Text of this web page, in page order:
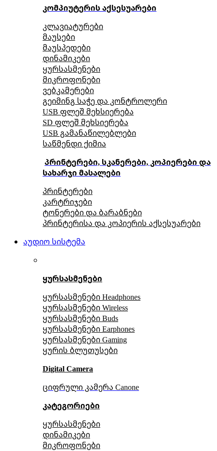
კომპიუტერის აქსესუარები
კლავიატურები
მაუსები
მაუსპედები
დინამიკები
ყურსასმენები
მიკროფონები
ვებკამერები
გეიმინგ საჭე და კონტროლერი
USB ფლეშ მეხსიერება
SD ფლეშ მეხსიერება
USB გამანაწილებლები
საწმენდი ქიმია
პრინტერები, სკანერები, კოპიერები და
სახარჯი მასალები
პრინტერები
კარტრიჯები
ტონერები და ბარაბნები
პრინტერისა და კოპიერის აქსესუარები
აუდიო სისტემა
ყურსასმენები
ყურსასმენები Headphones
ყურსასმენები Wireless
ყურსასმენები Buds
ყურსასმენები Earphones
ყურსასმენები Gaming
ყურის ბლუთუსები
Digital Camera
ციფრული კამერა Сanone
კატეგორიები
ყურსასმენები
დინამიკები
მიკროფონები